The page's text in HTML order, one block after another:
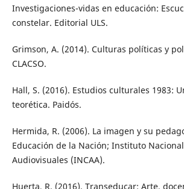
Investigaciones-vidas en educación:
constelar. Editorial ULS.
Grimson, A. (2014). Culturas políticas y
CLACSO.
Hall, S. (2016). Estudios culturales 1983:
teorética. Paidós.
Hermida, R. (2006). La imagen y su
Educación de la Nación; Instituto
Audiovisuales (INCAA).
Huerta, R. (2016). Transeducar: Arte,